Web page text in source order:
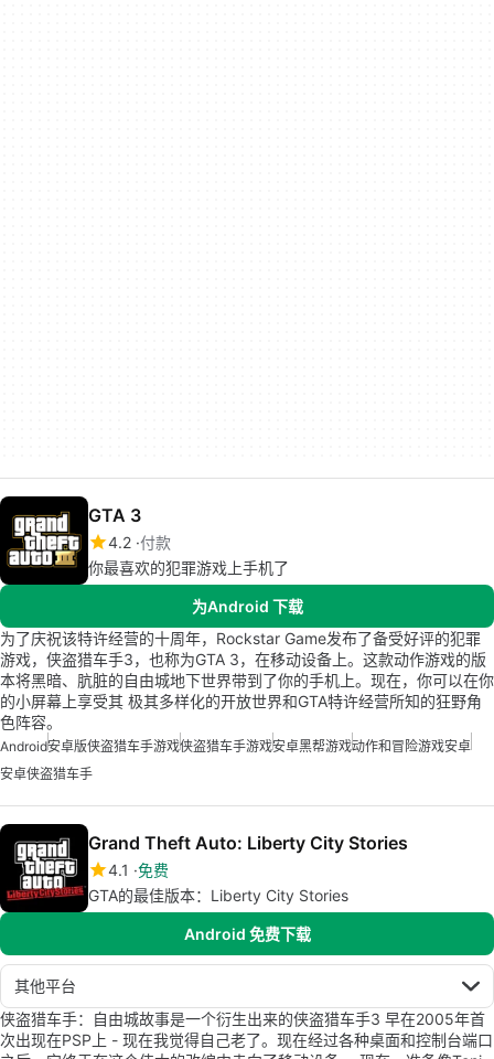
GTA 3
4.2 付款
你最喜欢的犯罪游戏上手机了
为Android 下载
为了庆祝该特许经营的十周年，Rockstar Game发布了备受好评的犯罪
游戏，侠盗猎车手3，也称为GTA 3，在移动设备上。这款动作游戏的版
本将黑暗、肮脏的自由城地下世界带到了你的手机上。现在，你可以在你
的小屏幕上享受其 极其多样化的开放世界和GTA特许经营所知的狂野角
色阵容。
Android安卓版侠盗猎车手游戏侠盗猎车手游戏安卓黑帮游戏动作和冒险游戏安卓
安卓侠盗猎车手
Grand Theft Auto: Liberty City Stories
4.1 免费
GTA的最佳版本：Liberty City Stories
Android 免费下载
其他平台
侠盗猎车手：自由城故事是一个衍生出来的侠盗猎车手3 早在2005年首
次出现在PSP上 - 现在我觉得自己老了。现在经过各种桌面和控制台端口